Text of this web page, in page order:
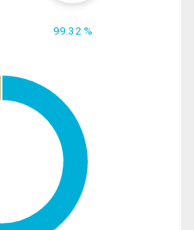
99.32 %